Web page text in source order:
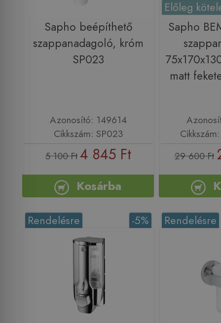
Sapho beépíthető
szappanadagoló, króm
SP023
Azonosító: 149614
Cikkszám: SP023
5 100 Ft4 845 Ft
Kosárba
Előleg
Sapho
matt
29 600 Ft
-5%
Rendelésre Rendelésre